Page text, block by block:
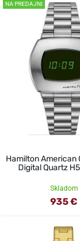
NA PREDAJNI
Hamilton American
Digital Quartz
Skladom
935 €